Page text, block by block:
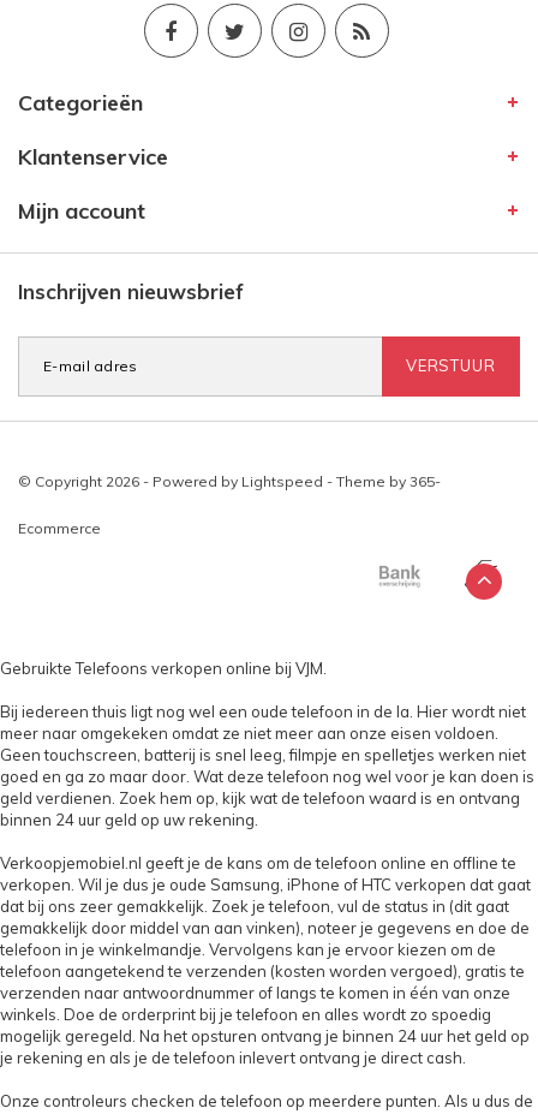
Categorieën
Klantenservice
Mijn account
Inschrijven nieuwsbrief
VERSTUUR
© Copyright 2026 - Powered by Lightspeed - Theme by 365-
Ecommerce
Gebruikte Telefoons verkopen online bij VJM.
Bij iedereen thuis ligt nog wel een oude telefoon in de la. Hier wordt niet
meer naar omgekeken omdat ze niet meer aan onze eisen voldoen.
Geen touchscreen, batterij is snel leeg, filmpje en spelletjes werken niet
goed en ga zo maar door. Wat deze telefoon nog wel voor je kan doen is
geld verdienen. Zoek hem op, kijk wat de telefoon waard is en ontvang
binnen 24 uur geld op uw rekening.
Verkoopjemobiel.nl geeft je de kans om de telefoon online en offline te
verkopen. Wil je dus je oude Samsung, iPhone of HTC verkopen dat gaat
dat bij ons zeer gemakkelijk. Zoek je telefoon, vul de status in (dit gaat
gemakkelijk door middel van aan vinken), noteer je gegevens en doe de
telefoon in je winkelmandje. Vervolgens kan je ervoor kiezen om de
telefoon aangetekend te verzenden (kosten worden vergoed), gratis te
verzenden naar antwoordnummer of langs te komen in één van onze
winkels. Doe de orderprint bij je telefoon en alles wordt zo spoedig
mogelijk geregeld. Na het opsturen ontvang je binnen 24 uur het geld op
je rekening en als je de telefoon inlevert ontvang je direct cash.
Onze controleurs checken de telefoon op meerdere punten. Als u dus de